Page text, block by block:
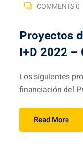
COMMENTS 0
Proyectos
I+D 2022 –
Los siguientes
financiación del
Read More